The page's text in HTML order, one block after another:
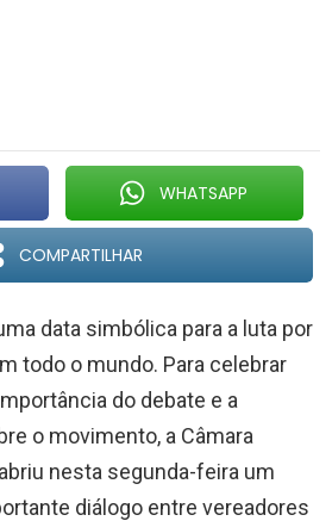
WHATSAPP
COMPARTILHAR
data simbólica para a luta por
todo o mundo. Para celebrar
do debate e a
o movimento, a Câmara
nesta segunda-feira um
diálogo entre vereadores